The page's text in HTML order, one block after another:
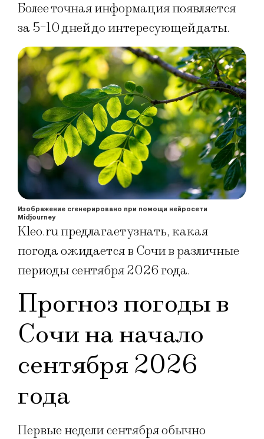
Более точная информация появляется
за 5-10 дней до интересующей даты.
Изображение сгенерировано при помощи нейросети
Midjourney
Kleo.ru предлагает узнать, какая
погода ожидается в Сочи в различные
периоды сентября 2026 года.
Прогноз погоды в
Сочи на начало
сентября 2026
года
Первые недели сентября обычно